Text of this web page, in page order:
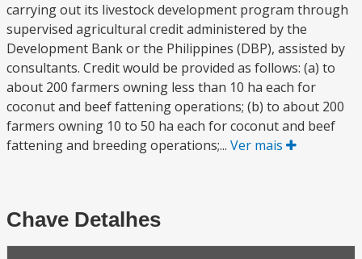
carrying out its livestock development program through
supervised agricultural credit administered by the
Development Bank or the Philippines (DBP), assisted by
consultants. Credit would be provided as follows: (a) to
about 200 farmers owning less than 10 ha each for
coconut and beef fattening operations; (b) to about 200
farmers owning 10 to 50 ha each for coconut and beef
fattening and breeding operations;... Ver mais
Chave Detalhes